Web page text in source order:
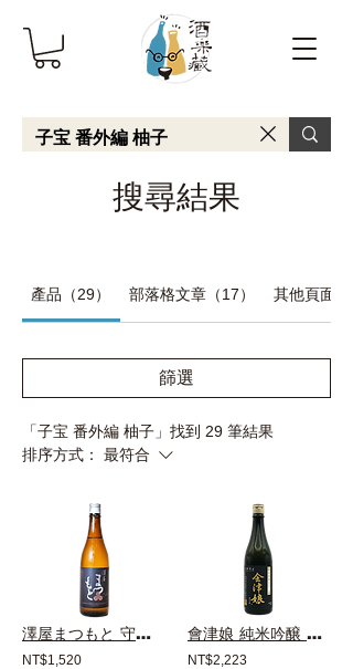
搜尋結果
產品（29） 部落格文章（17） 其他頁面 (8)
篩選
「子宝 番外編 柚子」找到 29 筆結果
排序方式：
最符合
澤屋まつもと 守破離 山田錦
NT$1,520
會津娘 純米吟醸 穰 花坂境22
NT$2,223